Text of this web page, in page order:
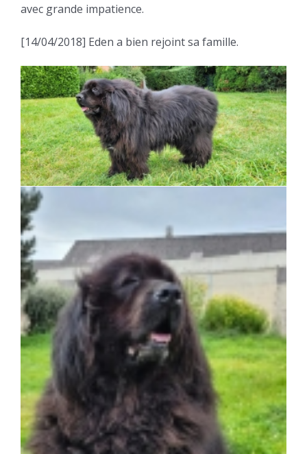
avec grande impatience.
[14/04/2018] Eden a bien rejoint sa famille.